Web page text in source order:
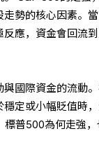
勢的核心因素。
應，資金會回流
國際資金的流動
定或小幅貶值時
普500為何走強